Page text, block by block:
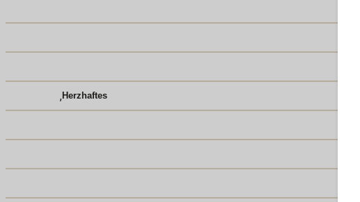
,Herzhaftes